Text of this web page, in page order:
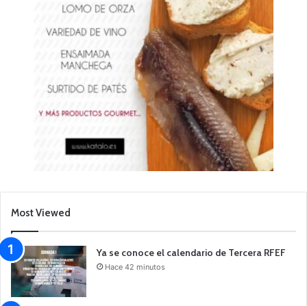
Most Viewed
Ya se conoce el calendario de Tercera RFEF
Hace 42 minutos